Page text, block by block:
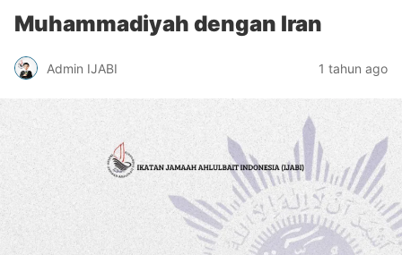
Muhammadiyah dengan Iran
Admin IJABI 1 tahun ago